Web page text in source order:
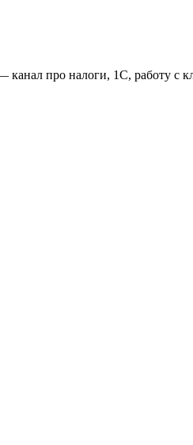
про налоги, 1С, работу с